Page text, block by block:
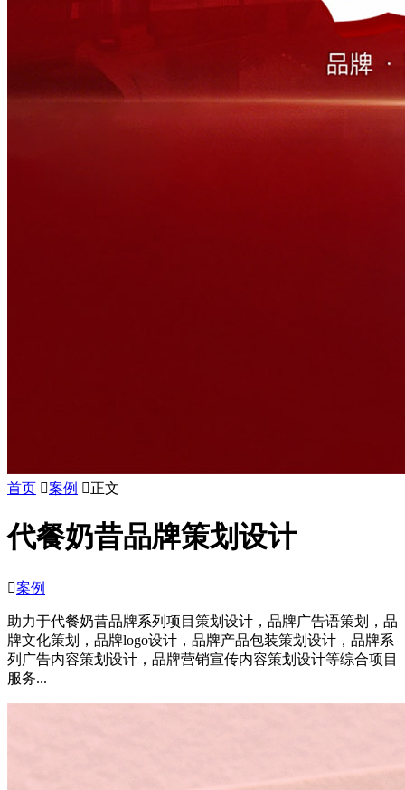
首页 案例 正文
代餐奶昔品牌策划设计
案例
助力于代餐奶昔品牌系列项目策划设计，品牌广告语策划，品
牌文化策划，品牌logo设计，品牌产品包装策划设计，品牌系
列广告内容策划设计，品牌营销宣传内容策划设计等综合项目
服务...